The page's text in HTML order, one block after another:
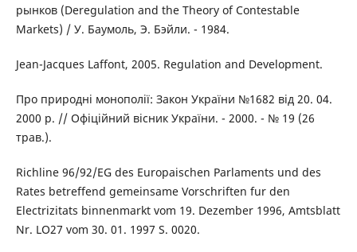
рынков (Deregulation and the Theory of Contestable
Markets) / У. Баумоль, Э. Бэйли. - 1984.
Jean-Jacques Laffont, 2005. Regulation and Development.
Про природні монополії: Закон України №1682 від 20. 04.
2000 р. // Офіційний вісник України. - 2000. - № 19 (26
трав.).
Richline 96/92/EG des Europaischen Parlaments und des
Rates betreffend gemeinsame Vorschriften fur den
Electrizitats binnenmarkt vom 19. Dezember 1996, Amtsblatt
Nr. LO27 vom 30. 01. 1997 S. 0020.